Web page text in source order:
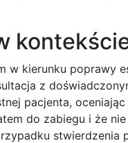
w kierunku poprawy
z
pacjenta,
do zabiegu i że